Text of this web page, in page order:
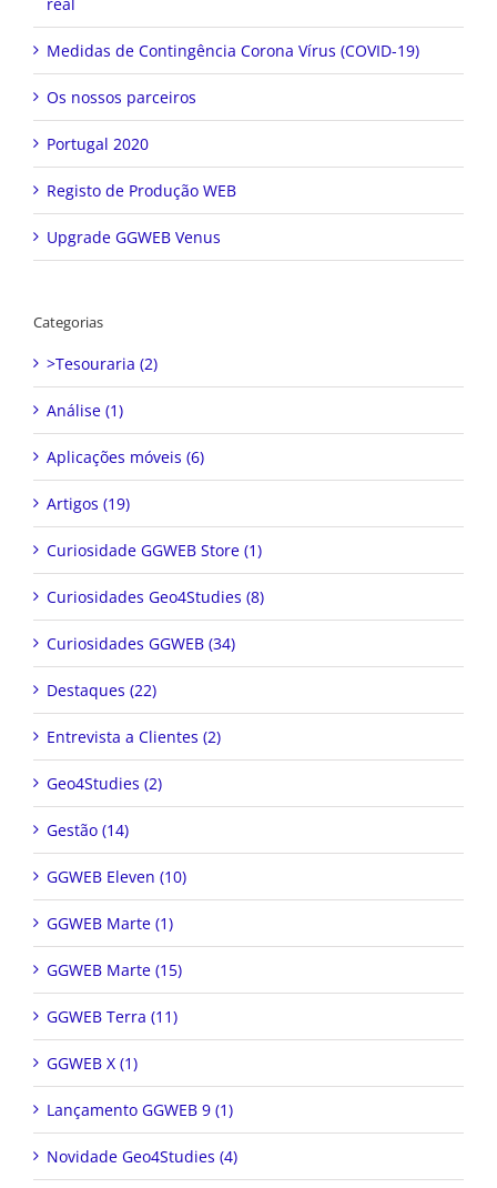
Medidas de Contingência Corona Vírus (COVID-19)
Os nossos parceiros
Portugal 2020
Registo de Produção WEB
Upgrade GGWEB Venus
Categorias
>Tesouraria (2)
Análise (1)
Aplicações móveis (6)
Artigos (19)
Curiosidade GGWEB Store (1)
Curiosidades Geo4Studies (8)
Curiosidades GGWEB (34)
Destaques (22)
Entrevista a Clientes (2)
Geo4Studies (2)
Gestão (14)
GGWEB Eleven (10)
GGWEB Marte (1)
GGWEB Marte (15)
GGWEB Terra (11)
GGWEB X (1)
Lançamento GGWEB 9 (1)
Novidade Geo4Studies (4)